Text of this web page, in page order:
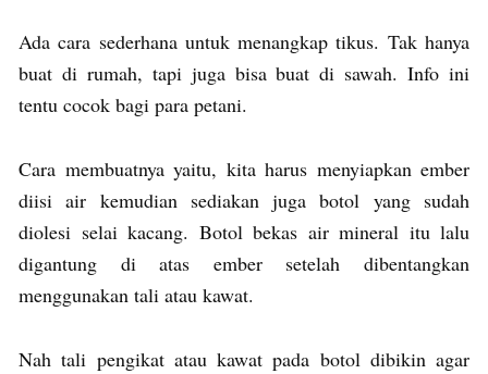
Ada cara sederhana untuk menangkap tikus. Tak hanya
buat di rumah, tapi juga bisa buat di sawah. Info ini
tentu cocok bagi para petani.
Cara membuatnya yaitu, kita harus menyiapkan ember
diisi air kemudian sediakan juga botol yang sudah
diolesi selai kacang. Botol bekas air mineral itu lalu
digantung di atas ember setelah dibentangkan
menggunakan tali atau kawat.
Nah tali pengikat atau kawat pada botol dibikin agar